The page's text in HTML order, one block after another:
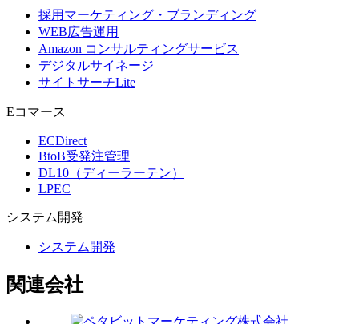
採用マーケティング・ブランディング
WEB広告運用
Amazon コンサルティングサービス
デジタルサイネージ
サイトサーチLite
Eコマース
ECDirect
BtoB受発注管理
DL10（ディーラーテン）
LPEC
システム 開発
システム開発
関連会社